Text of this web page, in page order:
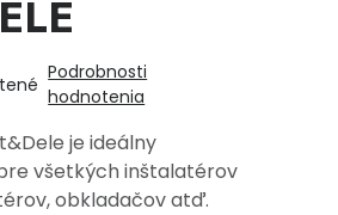
Podrobnosti
hodnotenia
je ideálny
všetkých inštalatérov
obkladačov atď.